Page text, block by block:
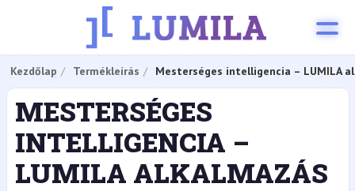
Kezdőlap Termékleírás Mesterséges intelligencia – LUMILA
MESTERSÉGES
INTELLIGENCIA –
LUMILA ALKALMAZÁS